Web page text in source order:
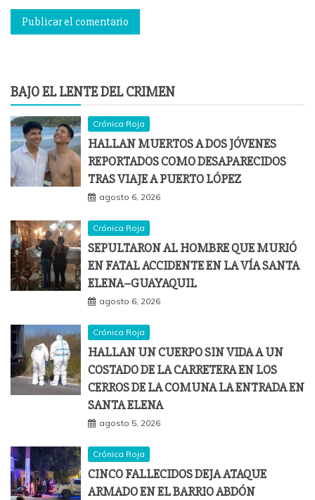
BAJO EL LENTE DEL CRIMEN
Crónica Roja
HALLAN MUERTOS A DOS JÓVENES
REPORTADOS COMO DESAPARECIDOS
TRAS VIAJE A PUERTO LÓPEZ
agosto 6, 2026
Crónica Roja
SEPULTARON AL HOMBRE QUE MURIÓ
EN FATAL ACCIDENTE EN LA VÍA SANTA
ELENA–GUAYAQUIL
agosto 6, 2026
Crónica Roja
HALLAN UN CUERPO SIN VIDA A UN
COSTADO DE LA CARRETERA EN LOS
CERROS DE LA COMUNA LA ENTRADA EN
SANTA ELENA
agosto 5, 2026
Crónica Roja
CINCO FALLECIDOS DEJA ATAQUE
ARMADO EN EL BARRIO ABDÓN